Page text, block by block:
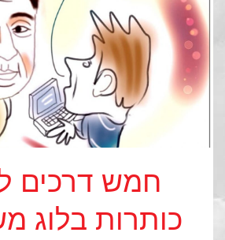
חמש דרכים
כותרות בלוג